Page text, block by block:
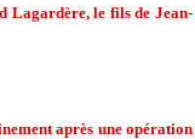
Lagardère, le fils de Jean-
après une opération